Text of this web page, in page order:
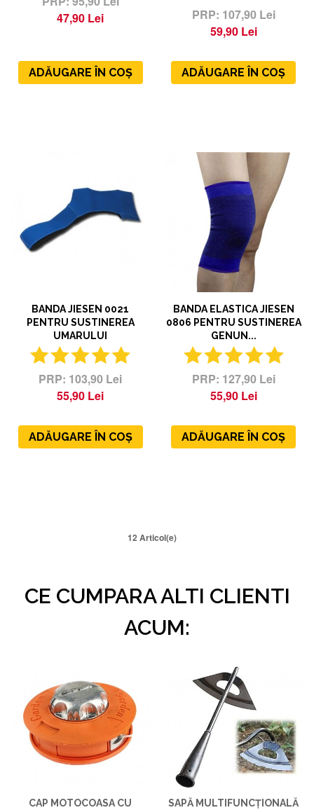
Aboneaza-te azi si ai
livrare cu prioritate
12 comenzi.
47,90 Lei
ADĂUGARE ÎN COȘ
107,90 Lei
59,90 Lei
ADĂUGARE ÎN COȘ
BANDA JIESEN 0021
PENTRU SUSTINEREA
UMARULUI
103,90 Lei
55,90 Lei
ADĂUGARE ÎN COȘ
BANDA ELASTICA JIESEN
0806 PENTRU SUSTINEREA
GENUN...
127,90 Lei
55,90 Lei
ADĂUGARE ÎN COȘ
12 Articol(e)
CE CUMPARA ALTI CLIENTI
ACUM:
CAP MOTOCOASA CU
SAPĂ MULTIFUNCȚIONALĂ